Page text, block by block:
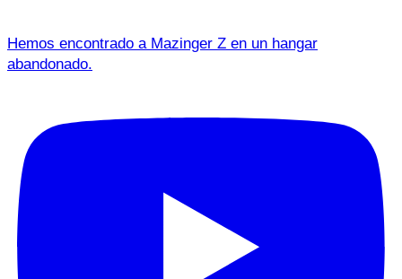
Hemos encontrado a Mazinger Z en un hangar
abandonado.